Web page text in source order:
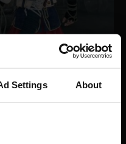
Settings About
das es wert